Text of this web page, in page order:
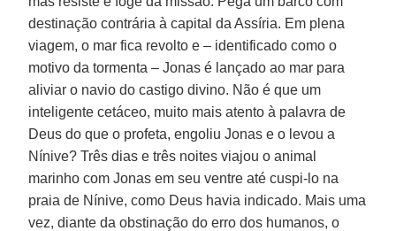
destinação contrária à capital da Assíria. Em plena
viagem, o mar fica revolto e – identificado como o
motivo da tormenta – Jonas é lançado ao mar para
aliviar o navio do castigo divino. Não é que um
inteligente cetáceo, muito mais atento à palavra de
Deus do que o profeta, engoliu Jonas e o levou a
Nínive? Três dias e três noites viajou o animal
marinho com Jonas em seu ventre até cuspi-lo na
praia de Nínive, como Deus havia indicado. Mais uma
vez, diante da obstinação do erro dos humanos, o